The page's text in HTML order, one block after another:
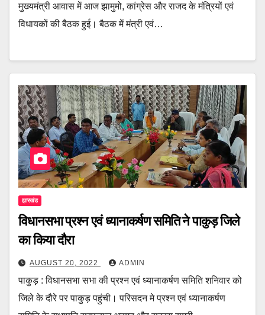
मुख्यमंत्री आवास में आज झामुमो, कांग्रेस और राजद के मंत्रियों एवं
विधायकों की बैठक हुई। बैठक में मंत्री एवं…
झारखंड
विधानसभा प्रश्न एवं ध्यानाकर्षण समिति ने पाकुड़ जिले
का किया दौरा
AUGUST 20, 2022 ADMIN
पाकुड़ : विधानसभा सभा की प्रश्न एवं ध्यानाकर्षण समिति शनिवार को
जिले के दौरे पर पाकुड़ पहुंची। परिसदन मे प्रश्न एवं ध्यानाकर्षण